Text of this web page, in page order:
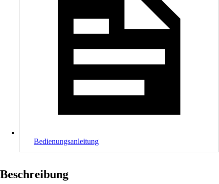
Bedienungsanleitung
Beschreibung